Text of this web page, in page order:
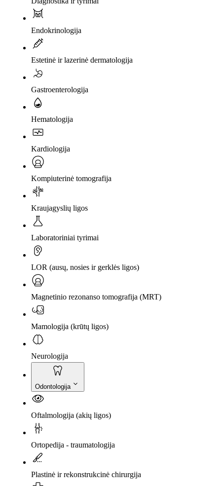
Endokrinologija
Estetinė ir lazerinė dermatologija
Gastroenterologija
Hematologija
Kardiologija
Kompiuterinė tomografija
Kraujagyslių ligos
Laboratoriniai tyrimai
LOR (ausų, nosies ir gerklės ligos)
Magnetinio rezonanso tomografija (MRT)
Mamologija (krūtų ligos)
Neurologija
Odontologija
Oftalmologija (akių ligos)
Ortopedija - traumatologija
Plastinė ir rekonstrukcinė chirurgija